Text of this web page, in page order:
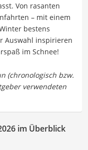
Von rasanten
– mit einem
bestens
Auswahl inspirieren
im Schnee!
im Überblick